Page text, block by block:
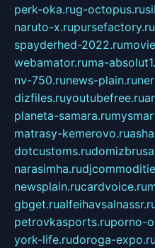
perk-oka.rug-octopus.ru
naruto-x.rupursefactory.ru
spayderhed-2022.ru
webamator.ruma-
nv-750.runews-plain.ru
dizfiles.ruyoutubefree.ru
planeta-samara.ru
matrasy-kemerovo.ru
dotcustoms.ru
narasimha.ru
newsplain.rucardvoice.ru
gbget.ru
petrovkasports.ruporno-
york-life.rudoroga-expo.ru